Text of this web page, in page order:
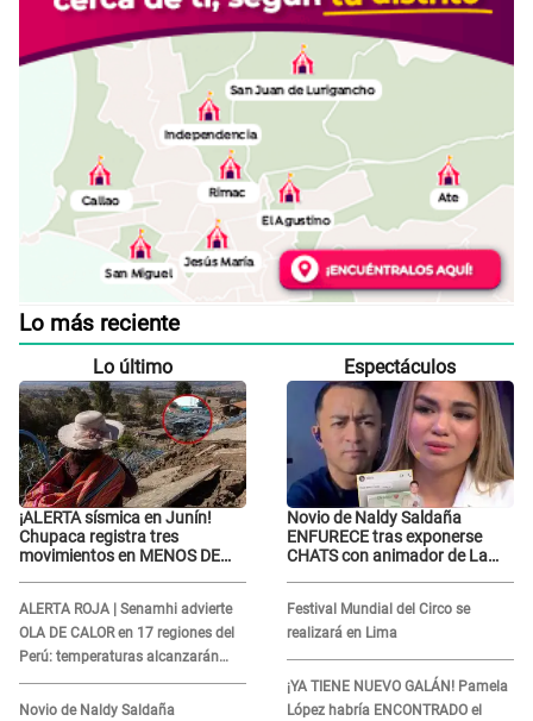
Lo más reciente
Lo último
¡ALERTA sísmica en Junín!
Chupaca registra tres
movimientos en MENOS DE
ALERTA ROJA | Senamhi advierte
OLA DE CALOR en 17 regiones del
Perú: temperaturas alcanzarán
hasta los 37 °C
Novio de Naldy Saldaña
Espectáculos
Novio de Naldy Saldaña
ENFURECE tras exponerse
CHATS con animador de La
Festival Mundial del Circo se
realizará en Lima
¡YA TIENE NUEVO GALÁN! Pamela
López habría ENCONTRADO el